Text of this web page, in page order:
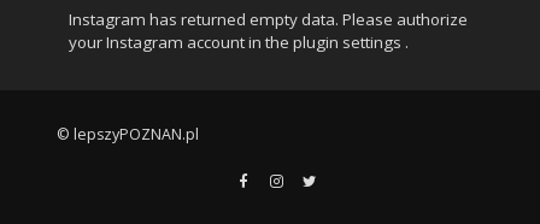
Instagram has returned empty data. Please authorize
your Instagram account in the plugin settings .
© lepszyPOZNAN.pl